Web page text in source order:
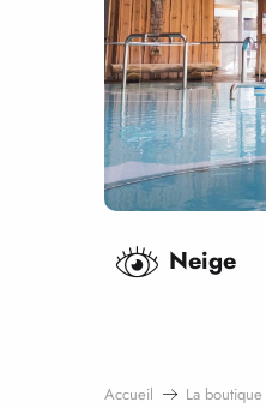
Neige
Accueil La boutique